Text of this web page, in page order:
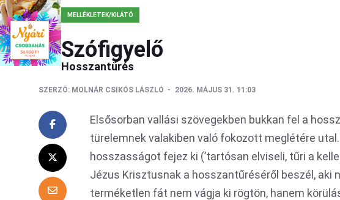
MELLÉKLETEK/KILÁTÓ
Szófigyelő
Hosszantűrés
SZERZŐ: MOLNÁR CSIKÓS LÁSZLÓ 2026. MÁJUS 31. 11:03
Elsősorban vallási szövegekben bukkan fel a
türelemnek valakiben való fokozott meglétére
hosszasságot fejez ki (’tartósan elviseli, tűri a
Jézus Krisztusnak a hosszantűréséről beszél, aki
terméketlen fát nem vágja ki rögtön, hanem